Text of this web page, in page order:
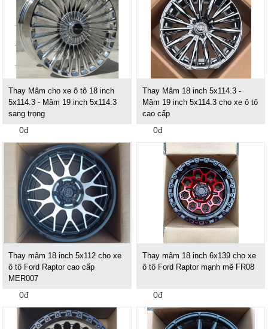
Thay Mâm cho xe ô tô 18 inch
5x114.3 - Mâm 19 inch 5x114.3
sang trọng
0đ
Thay Mâm 18 inch 5x114.3 -
Mâm 19 inch 5x114.3 cho xe ô tô
cao cấp
0đ
Thay mâm 18 inch 5x112 cho xe
ô tô Ford Raptor cao cấp
MER007
0đ
Thay mâm 18 inch 6x139 cho xe
ô tô Ford Raptor mạnh mẽ FR08
0đ